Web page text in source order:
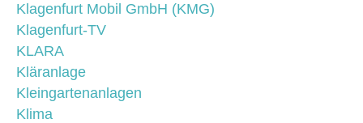
Klagenfurt Mobil GmbH (KMG)
Klagenfurt-TV
KLARA
Kläranlage
Kleingartenanlagen
Klima